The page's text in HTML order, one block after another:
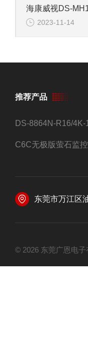
2023-11-14
推荐产品
东莞市万江区
© 2026 东莞广恩电